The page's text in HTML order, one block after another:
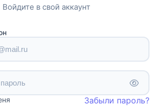
Войдите в свой аккаунт
Забыли пароль?